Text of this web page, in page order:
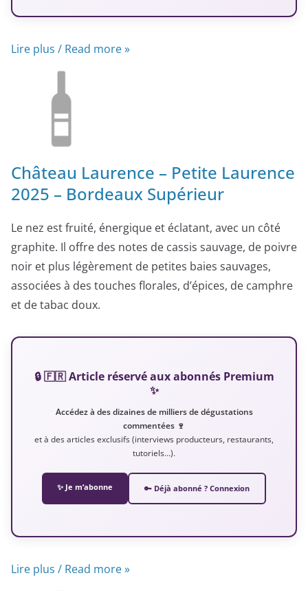
Lire plus / Read more »
Château Laurence – Petite Laurence
2025 – Bordeaux Supérieur
Le nez est fruité, énergique et éclatant, avec un côté
graphite. Il offre des notes de cassis sauvage, de poivre
noir et plus légèrement de petites baies sauvages,
associées à des touches florales, d’épices, de camphre
et de tabac doux.
🔒 🇫🇷 Article réservé aux abonnés Premium
✨
Accédez à des dizaines de milliers de dégustations
commentées 🍷
et à des articles exclusifs (interviews producteurs, restaurants,
tutoriels…).
✨ Je m’abonne 🔑 Déjà abonné ? Connexion
Lire plus / Read more »